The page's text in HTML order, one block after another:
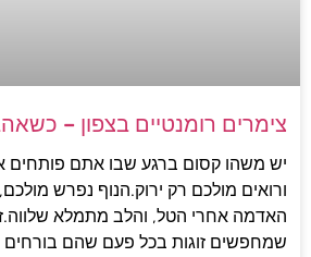
צימרים רומנטיים בצפון –
יש משהו קסום ברגע שבו אתם פותחים
ורואים מולכם רק ירוק.הנוף נפרש מולכם,
האדמה אחרי הטל, והלב מתמלא
שמחפשים זוגות בכל פעם שהם בורחים